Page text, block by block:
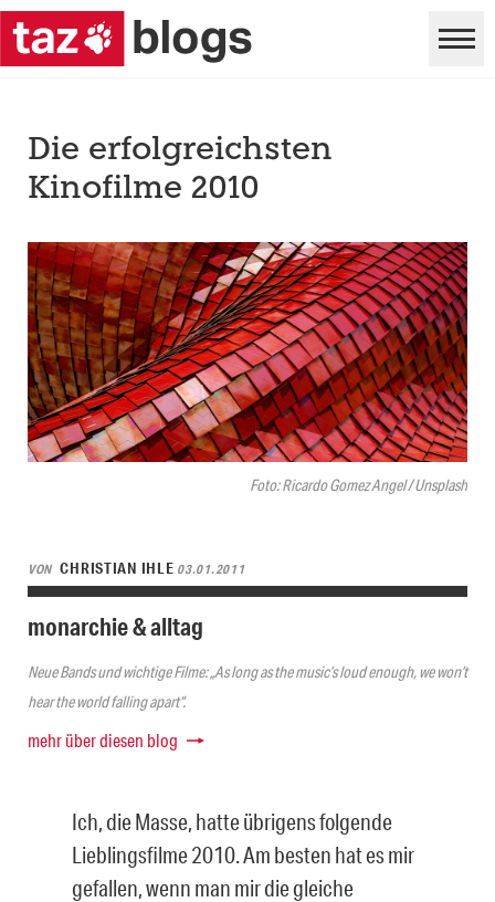
Foto: Ricardo Gomez Angel / Unsplash
Die erfolgreichsten
Kinofilme 2010
VON CHRISTIAN IHLE 03.01.2011
monarchie & alltag
Neue Bands und wichtige Filme: „As long as the music’s loud enough, we won’t
hear the world falling apart“.
mehr über diesen blog
Ich, die Masse, hatte übrigens folgende
Lieblingsfilme 2010. Am besten hat es mir
gefallen, wenn man mir die gleiche